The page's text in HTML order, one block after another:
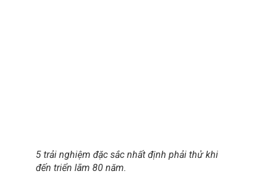
5 trải nghiệm đặc sắc nhất định phải thử khi
đến triển lãm 80 năm.